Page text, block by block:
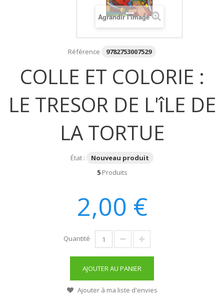
Agrandir l'image
Référence 9782753007529
COLLE ET COLORIE :
LE TRESOR DE L'îLE DE
LA TORTUE
État :
Nouveau produit
5 Produits
2,00 €
Quantité
AJOUTER AU PANIER
Ajouter à ma liste d'envies